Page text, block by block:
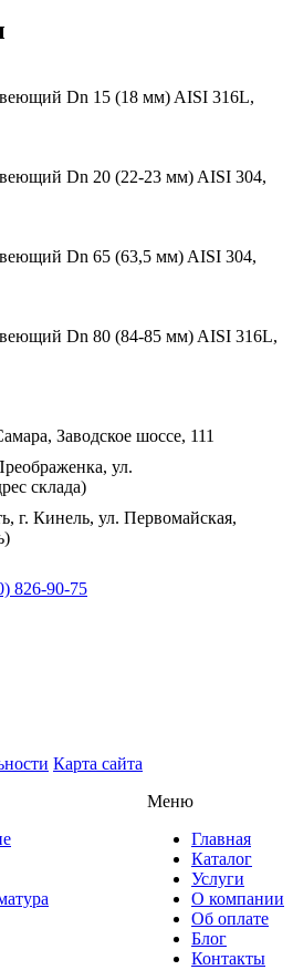
Dn 15 (18 мм) AISI 316L,
Dn 20 (22-23 мм) AISI 304,
Dn 65 (63,5 мм) AISI 304,
Dn 80 (84-85 мм) AISI 316L,
Заводское шоссе, 111
ул.
склада)
г. Кинель, ул. Первомайская,
826-90-75
Карта сайта
Меню
Главная
Каталог
Услуги
О компании
Об оплате
Блог
Контакты